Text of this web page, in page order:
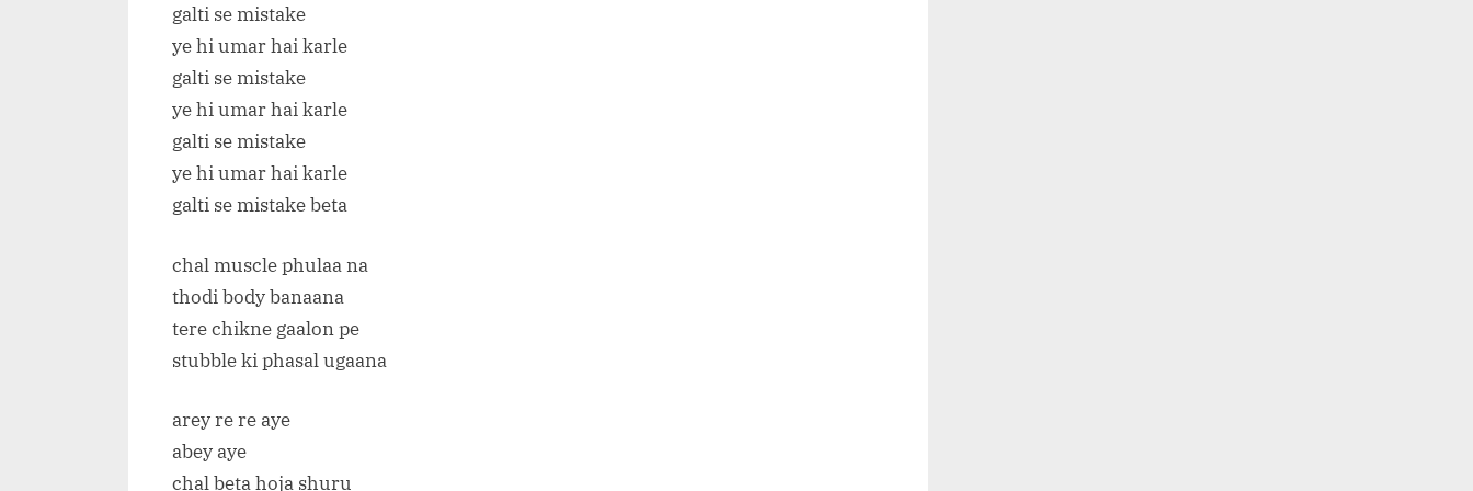
galti se mistake
ye hi umar hai karle
galti se mistake
ye hi umar hai karle
galti se mistake
ye hi umar hai karle
galti se mistake beta
chal muscle phulaa na
thodi body banaana
tere chikne gaalon pe
stubble ki phasal ugaana
arey re re aye
abey aye
chal beta hoja shuru